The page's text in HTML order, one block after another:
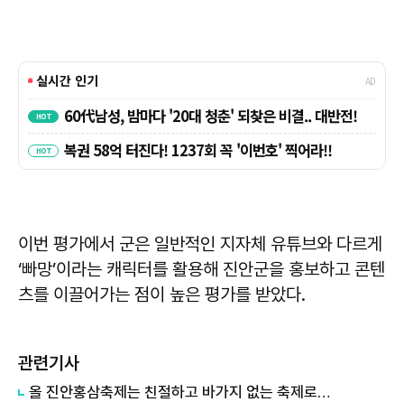
이번 평가에서 군은 일반적인 지자체 유튜브와 다르게
‘빠망’이라는 캐릭터를 활용해 진안군을 홍보하고 콘텐
츠를 이끌어가는 점이 높은 평가를 받았다.
관련기사
올 진안홍삼축제는 친절하고 바가지 없는 축제로…